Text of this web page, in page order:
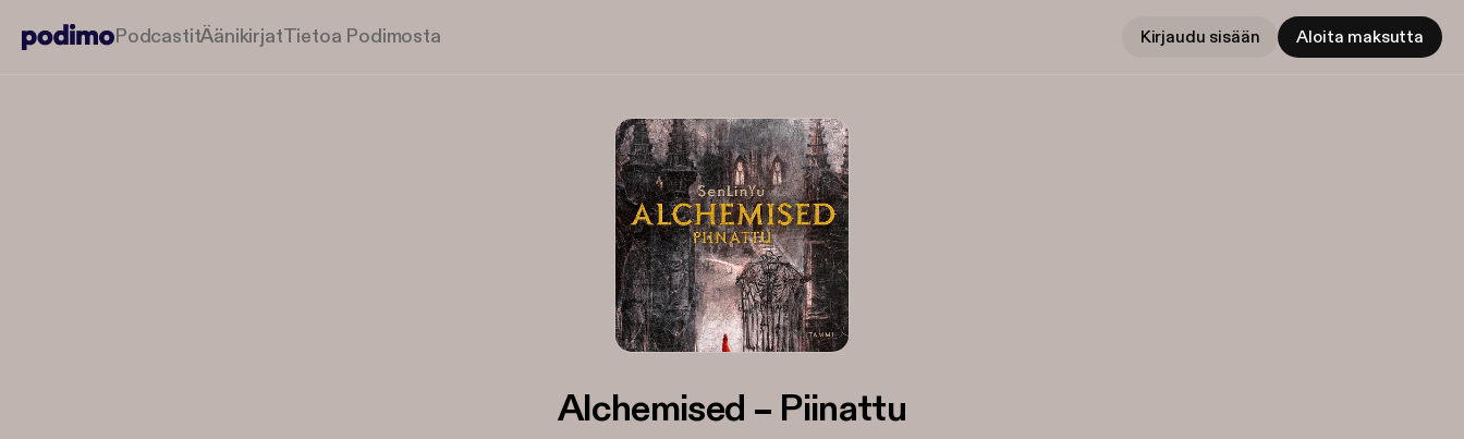
PodcastitÄänikirjatTietoa Podimosta Kirjaudu sisään Aloita maksutta
Alchemised – Piinattu